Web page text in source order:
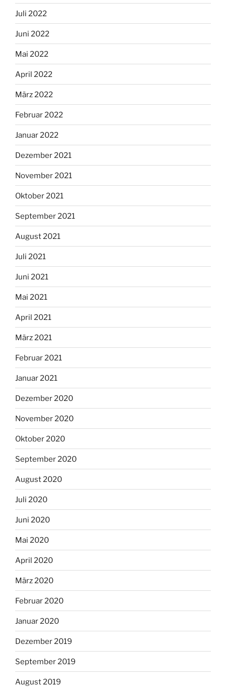
Juli 2022
Juni 2022
Mai 2022
April 2022
März 2022
Februar 2022
Januar 2022
Dezember 2021
November 2021
Oktober 2021
September 2021
August 2021
Juli 2021
Juni 2021
Mai 2021
April 2021
März 2021
Februar 2021
Januar 2021
Dezember 2020
November 2020
Oktober 2020
September 2020
August 2020
Juli 2020
Juni 2020
Mai 2020
April 2020
März 2020
Februar 2020
Januar 2020
Dezember 2019
September 2019
August 2019